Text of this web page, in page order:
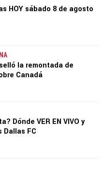
HOY sábado 8 de agosto
la remontada de
Canadá
Dónde VER EN VIVO y
Dallas FC